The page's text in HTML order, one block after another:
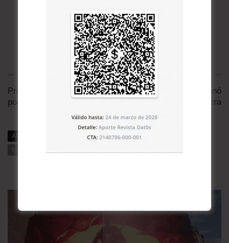
Preferiría no hacerlo,
por ahí estoy mal
Así es como Irán ganó
influencia en la guerra
ARTÍCULOS RELACIONADOS
MÁS DE DAT0S